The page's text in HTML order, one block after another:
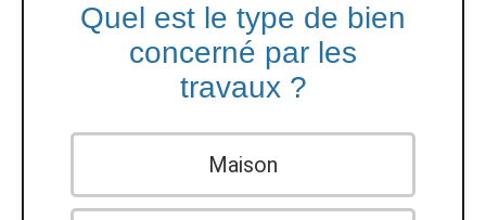
Quel est le type de bien
concerné par les
travaux ?
Maison